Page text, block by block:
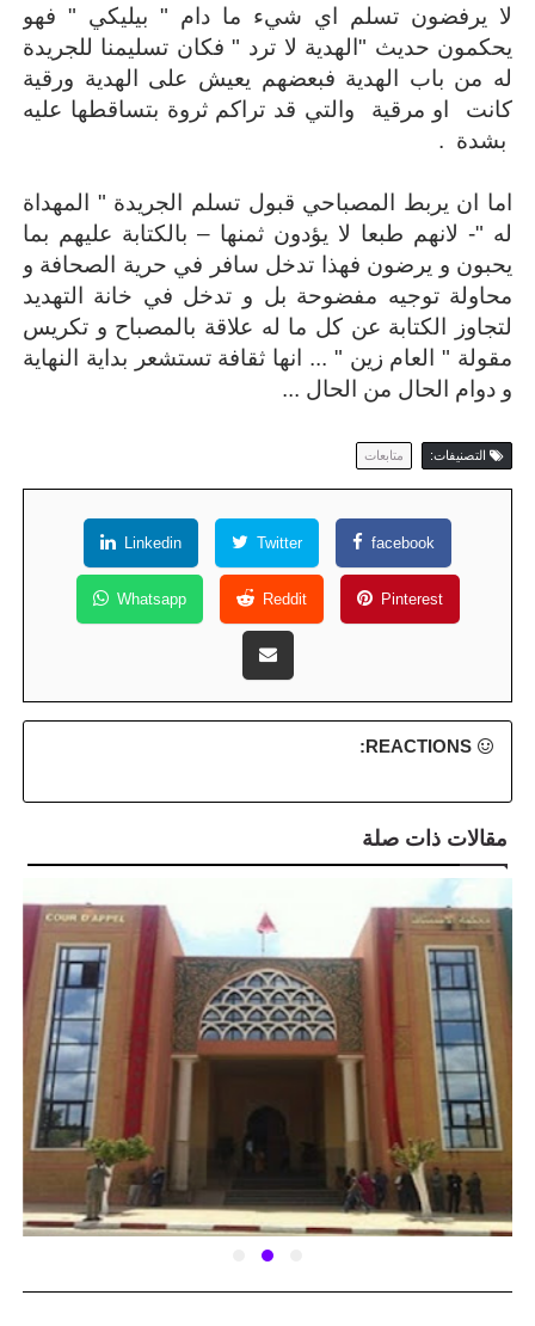
لا يرفضون تسلم اي شيء ما دام " بيليكي " فهو
يحكمون حديث "الهدية لا ترد " فكان تسليمنا للجريدة
له من باب الهدية فبعضهم يعيش على الهدية ورقية
كانت او مرقية والتي قد تراكم ثروة بتساقطها عليه
بشدة .
اما ان يربط المصباحي قبول تسلم الجريدة " المهداة
له "- لانهم طبعا لا يؤدون ثمنها – بالكتابة عليهم بما
يحبون و يرضون فهذا تدخل سافر في حرية الصحافة و
محاولة توجيه مفضوحة بل و تدخل في خانة التهديد
لتجاوز الكتابة عن كل ما له علاقة بالمصباح و تكريس
مقولة " العام زين " ... انها ثقافة تستشعر بداية النهاية
و دوام الحال من الحال ...
التصنيفات: متابعات
facebook
Twitter
Linkedin
Pinterest
Reddit
Whatsapp
REACTIONS:
مقالات ذات صلة